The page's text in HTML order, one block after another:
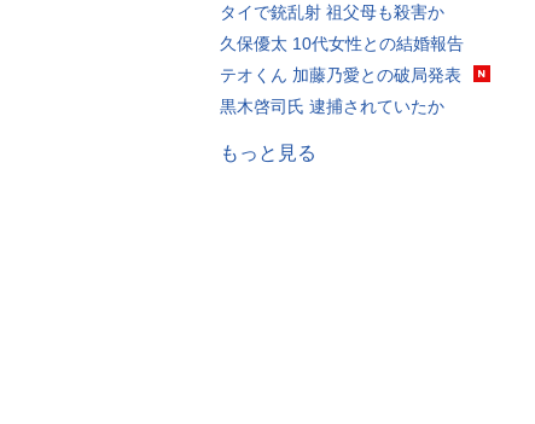
タイで銃乱射 祖父母も殺害か
久保優太 10代女性との結婚報告
テオくん 加藤乃愛との破局発表
黒木啓司氏 逮捕されていたか
もっと見る